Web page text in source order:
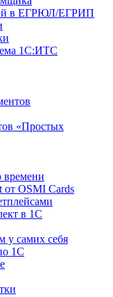
в ЕГРЮЛ/ЕГРИП
1С:ИТС
«Простых
времени
от OSMI Cards
в 1С
у самих себя
1С